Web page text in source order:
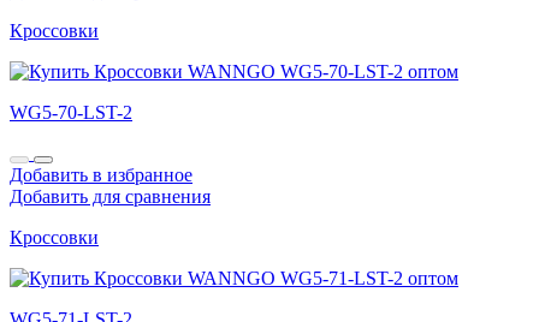
Кроссовки
WG5-70-LST-2
Добавить в избранное
Добавить для сравнения
Кроссовки